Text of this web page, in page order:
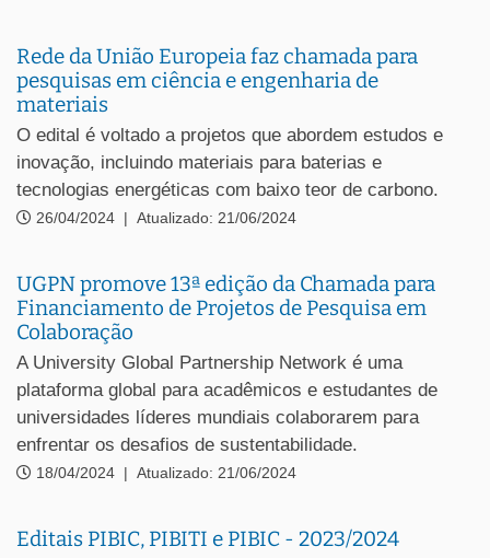
Rede da União Europeia faz chamada para
pesquisas em ciência e engenharia de
materiais
O edital é voltado a projetos que abordem estudos e
inovação, incluindo materiais para baterias e
tecnologias energéticas com baixo teor de carbono.
26/04/2024 Atualizado: 21/06/2024
UGPN promove 13ª edição da Chamada para
Financiamento de Projetos de Pesquisa em
Colaboração
A University Global Partnership Network é uma
plataforma global para acadêmicos e estudantes de
universidades líderes mundiais colaborarem para
enfrentar os desafios de sustentabilidade.
18/04/2024 Atualizado: 21/06/2024
Editais PIBIC, PIBITI e PIBIC - 2023/2024